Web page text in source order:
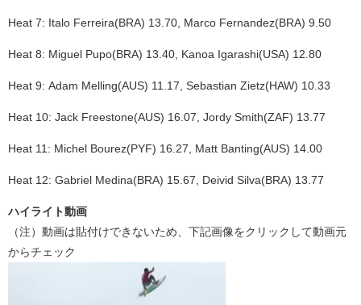
Heat 7: Italo Ferreira(BRA) 13.70, Marco Fernandez(BRA) 9.50
Heat 8: Miguel Pupo(BRA) 13.40, Kanoa Igarashi(USA) 12.80
Heat 9: Adam Melling(AUS) 11.17, Sebastian Zietz(HAW) 10.33
Heat 10: Jack Freestone(AUS) 16.07, Jordy Smith(ZAF) 13.77
Heat 11: Michel Bourez(PYF) 16.27, Matt Banting(AUS) 14.00
Heat 12: Gabriel Medina(BRA) 15.67, Deivid Silva(BRA) 13.77
ハイライト動画
（注）動画は貼付けできないため、下記画像をクリックして動画元
からチェック